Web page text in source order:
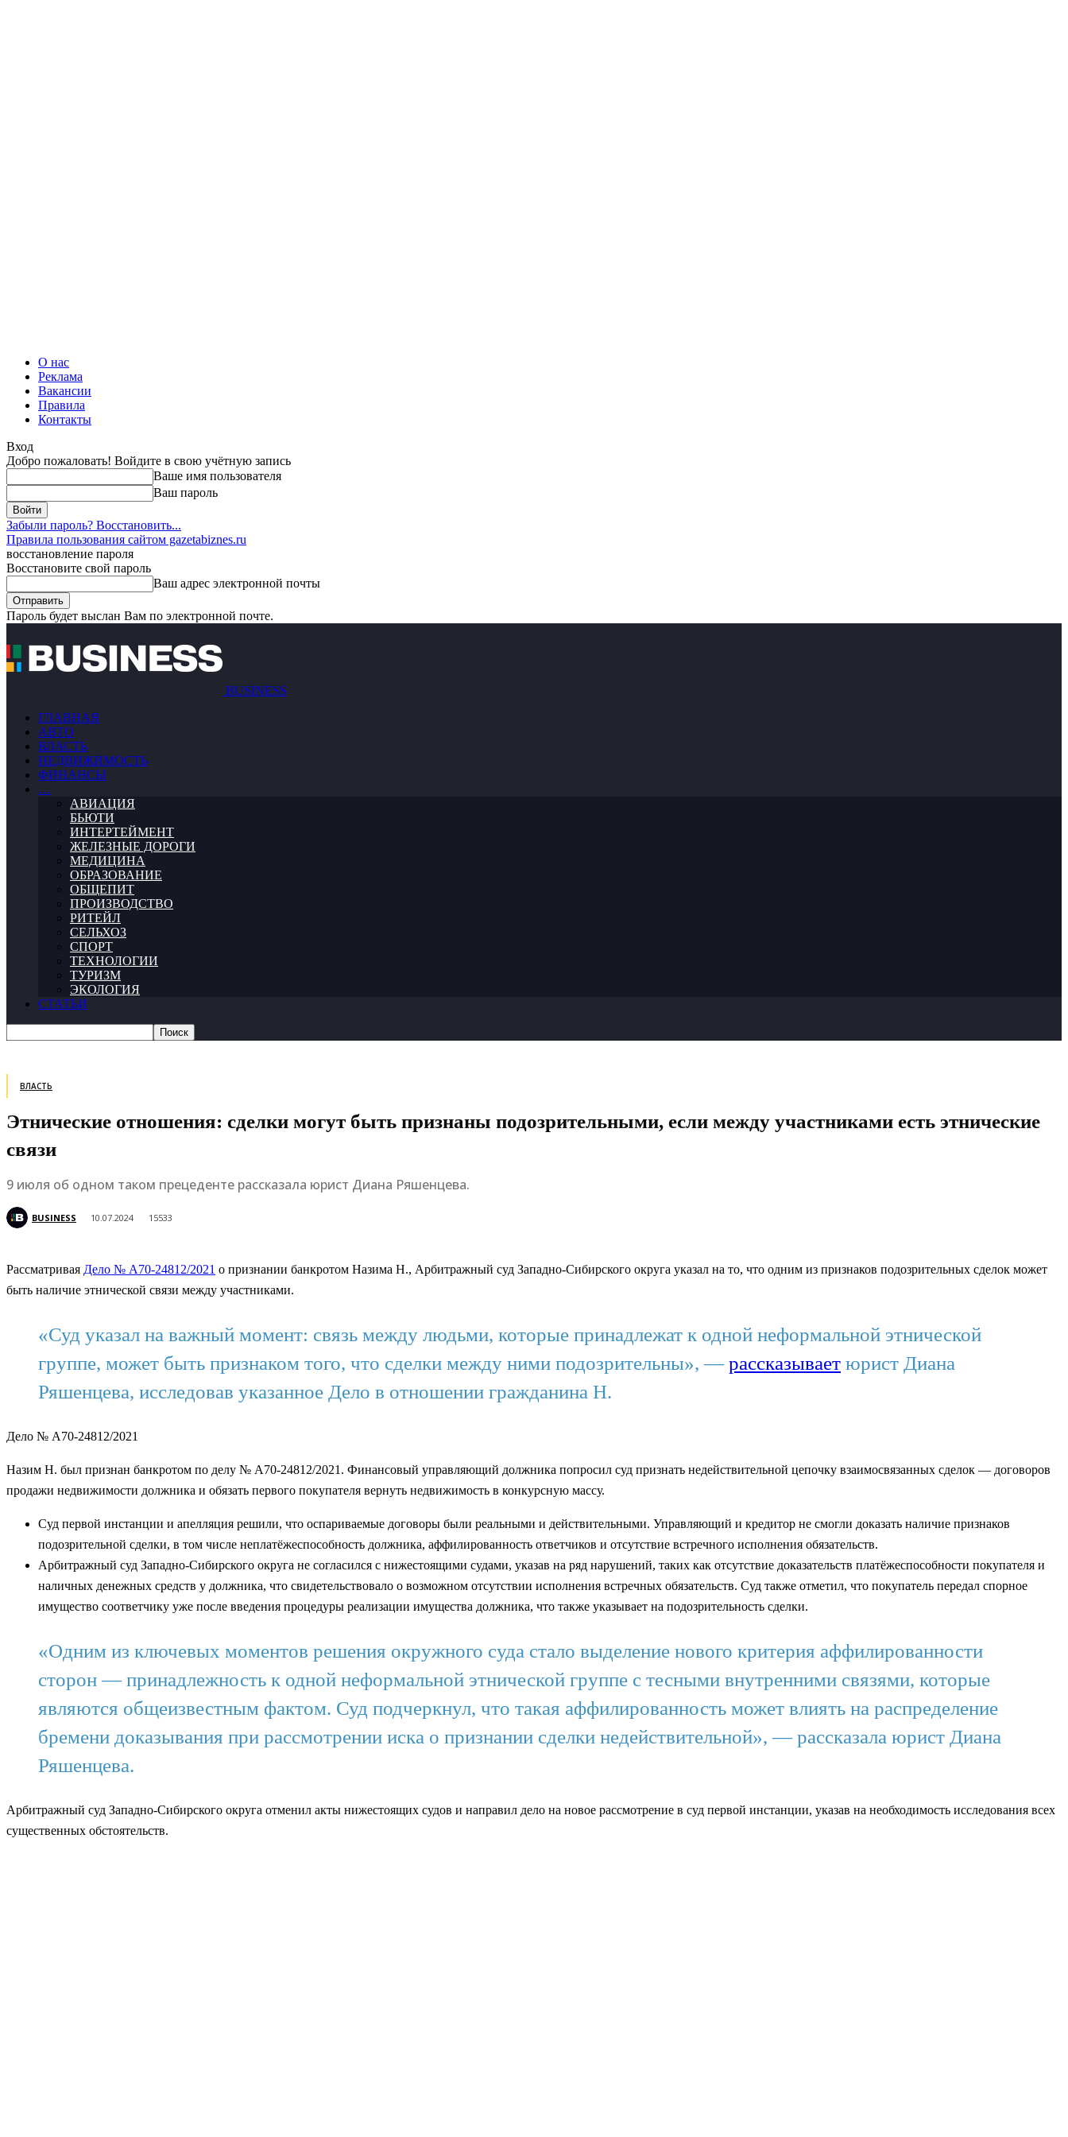
О нас
Реклама
Вакансии
Правила
Контакты
Вход
Добро пожаловать! Войдите в свою учётную запись
Ваше имя пользователя
Ваш пароль
Забыли пароль? Восстановить...
Правила пользования сайтом gazetabiznes.ru
восстановление пароля
Восстановите свой пароль
Ваш адрес электронной почты
Пароль будет выслан Вам по электронной почте.
BUSINESS
ГЛАВНАЯ
АВТО
ВЛАСТЬ
НЕДВИЖИМОСТЬ
ФИНАНСЫ
…
АВИАЦИЯ
БЬЮТИ
ИНТЕРТЕЙМЕНТ
ЖЕЛЕЗНЫЕ ДОРОГИ
МЕДИЦИНА
ОБРАЗОВАНИЕ
ОБЩЕПИТ
ПРОИЗВОДСТВО
РИТЕЙЛ
СЕЛЬХОЗ
СПОРТ
ТЕХНОЛОГИИ
ТУРИЗМ
ЭКОЛОГИЯ
СТАТЬИ
ВЛАСТЬ
Этнические отношения: сделки могут быть признаны подозрительными, если между участниками есть этнические
связи
9 июля об одном таком прецеденте рассказала юрист Диана Ряшенцева.
BUSINESS 10.07.2024 15533
Рассматривая Дело № А70-24812/2021 о признании банкротом Назима Н., Арбитражный суд Западно-Сибирского округа указал на то, что одним из признаков подозрительных сделок может
быть наличие этнической связи между участниками.
«Суд указал на важный момент: связь между людьми, которые принадлежат к одной неформальной этнической
группе, может быть признаком того, что сделки между ними подозрительны», —рассказывает юрист Диана
Ряшенцева, исследовав указанное Дело в отношении гражданина Н.
Дело № А70-24812/2021
Назим Н. был признан банкротом по делу № А70-24812/2021. Финансовый управляющий должника попросил суд признать недействительной цепочку взаимосвязанных сделок — договоров
продажи недвижимости должника и обязать первого покупателя вернуть недвижимость в конкурсную массу.
Суд первой инстанции и апелляция решили, что оспариваемые договоры были реальными и действительными. Управляющий и кредитор не смогли доказать наличие признаков
подозрительной сделки, в том числе неплатёжеспособность должника, аффилированность ответчиков и отсутствие встречного исполнения обязательств.
Арбитражный суд Западно-Сибирского округа не согласился с нижестоящими судами, указав на ряд нарушений, таких как отсутствие доказательств платёжеспособности покупателя и
наличных денежных средств у должника, что свидетельствовало о возможном отсутствии исполнения встречных обязательств. Суд также отметил, что покупатель передал спорное
имущество соответчику уже после введения процедуры реализации имущества должника, что также указывает на подозрительность сделки.
«Одним из ключевых моментов решения окружного суда стало выделение нового критерия аффилированности
сторон — принадлежность к одной неформальной этнической группе с тесными внутренними связями, которые
являются общеизвестным фактом. Суд подчеркнул, что такая аффилированность может влиять на распределение
бремени доказывания при рассмотрении иска о признании сделки недействительной», — рассказала юрист Диана
Ряшенцева.
Арбитражный суд Западно-Сибирского округа отменил акты нижестоящих судов и направил дело на новое рассмотрение в суд первой инстанции, указав на необходимость исследования всех
существенных обстоятельств.